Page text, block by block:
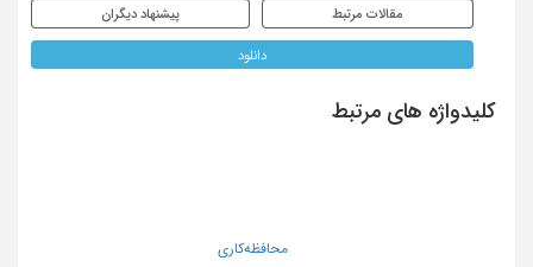
مقالات مرتبط پیشنهاد دیگران
دانلود
کلیدواژه های مرتبط
محافظه‌کاری